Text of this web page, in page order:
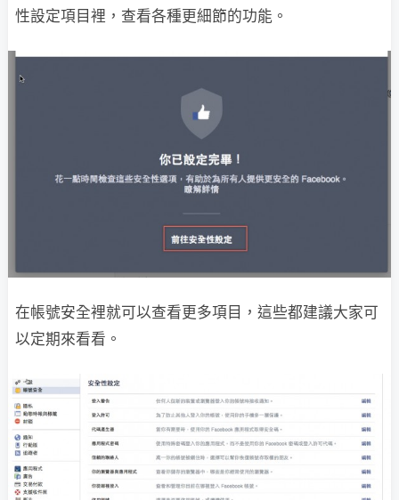
性設定項目裡，查看各種更細節的功能。
在帳號安全裡就可以查看更多項目，這些都建議大家可
以定期來看看。